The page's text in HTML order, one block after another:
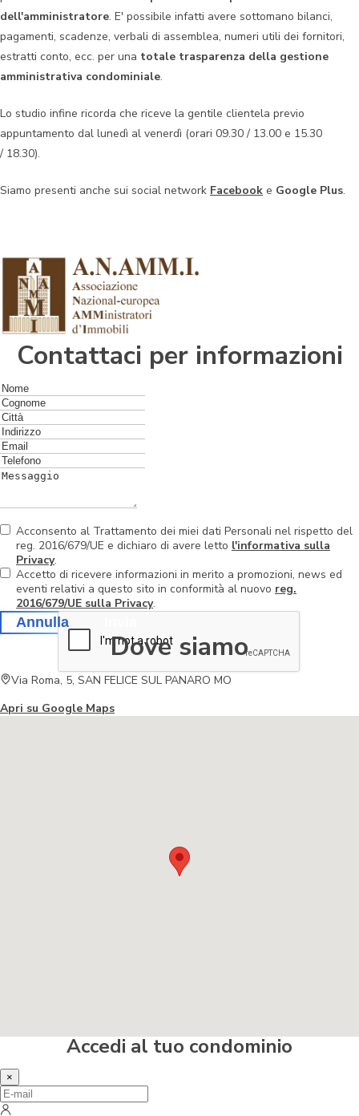
dell'amministratore. E' possibile infatti avere sottomano bilanci,
pagamenti, scadenze, verbali di assemblea, numeri utili dei fornitori,
estratti conto, ecc. per una totale trasparenza della gestione
amministrativa condominiale.
Lo studio infine ricorda che riceve la gentile clientela previo
appuntamento dal lunedì al venerdì (orari 09.30 / 13.00 e 15.30
/ 18.30).
Siamo presenti anche sui social network Facebook e Google Plus.
Contattaci per informazioni
Acconsento al Trattamento dei miei dati Personali nel rispetto del
reg. 2016/679/UE e dichiaro di avere letto l'informativa sulla
Privacy.
Accetto di ricevere informazioni in merito a promozioni, news ed
eventi relativi a questo sito in conformità al nuovo reg.
2016/679/UE sulla Privacy.
Annulla
Dove siamo
Via Roma, 5, SAN FELICE SUL PANARO MO
Apri su Google Maps
Accedi al tuo condominio
×